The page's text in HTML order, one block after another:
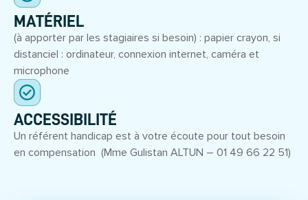
MATÉRIEL
(à apporter par les stagiaires si besoin) : papier crayon, si
distanciel : ordinateur, connexion internet, caméra et
microphone
ACCESSIBILITÉ
Un référent handicap est à votre écoute pour tout besoin
en compensation (Mme Gulistan ALTUN – 01 49 66 22 51)